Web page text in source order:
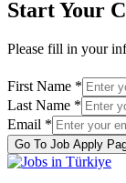
Start Your
Please fill in your
First Name *
Last Name *
Email *
Go To Job Apply